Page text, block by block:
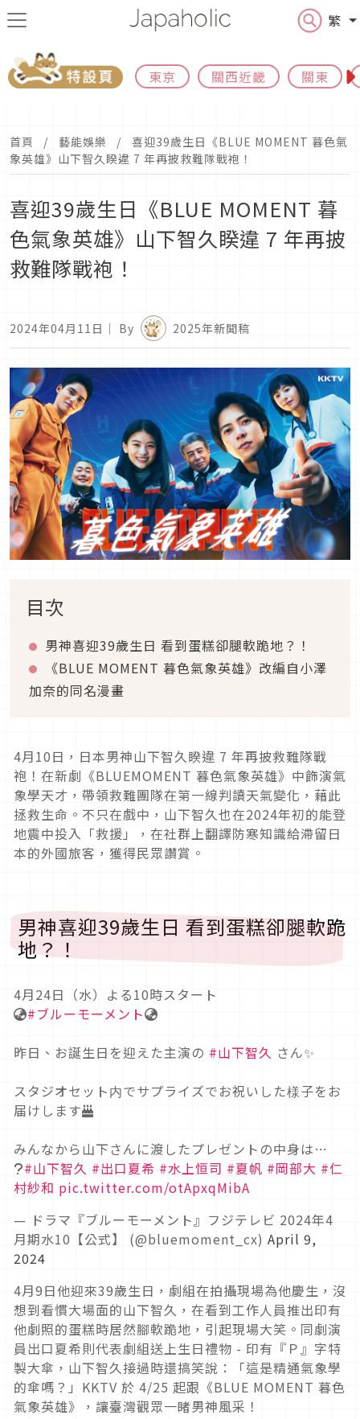
繁
東京 關西近畿 關東
首頁 藝能娛樂
喜迎39歲生日《BLUE MOMENT 暮色氣
象英雄》山下智久睽違 7 年再披救難隊戰袍！
喜迎39歲生日《BLUE MOMENT 暮
色氣象英雄》山下智久睽違 7 年再披
救難隊戰袍！
2024年04月11日 ｜ By 2025年新聞稿
目次
男神喜迎39歲生日 看到蛋糕卻腿軟跪地？！
《BLUE MOMENT 暮色氣象英雄》改編自小澤
加奈的同名漫畫
4月10日，日本男神山下智久睽違 7 年再披救難隊戰
袍！在新劇《BLUEMOMENT 暮色氣象英雄》中飾演氣
象學天才，帶領救難團隊在第一線判讀天氣變化，藉此
拯救生命。不只在戲中，山下智久也在2024年初的能登
地震中投入「救援」，在社群上翻譯防寒知識給滯留日
本的外國旅客，獲得民眾讚賞。
男神喜迎39歲生日 看到蛋糕卻腿軟跪
地？！
4月24日（水）よる10時スタート
🌏#ブルーモーメント🌏
昨日、お誕生日を迎えた主演の #山下智久 さん✨
スタジオセット内でサプライズでお祝いした様子をお
届けします🎂
みんなから山下さんに渡したプレゼントの中身は…
❔#山下智久 #出口夏希 #水上恒司 #夏帆 #岡部大 #仁
村紗和 pic.twitter.com/otApxqMibA
— ドラマ『ブルーモーメント』フジテレビ 2024年4
月期水10【公式】 (@bluemoment_cx) April 9,
2024
4月9日他迎來39歲生日，劇組在拍攝現場為他慶生，沒
想到看慣大場面的山下智久，在看到工作人員推出印有
他劇照的蛋糕時居然腳軟跪地，引起現場大笑。同劇演
員出口夏希則代表劇組送上生日禮物 - 印有『Ｐ』字特
製大傘，山下智久接過時還搞笑說：「這是精通氣象學
的傘嗎？」KKTV 於 4/25 起跟《BLUE MOMENT 暮色
氣象英雄》，讓臺灣觀眾一睹男神風采！